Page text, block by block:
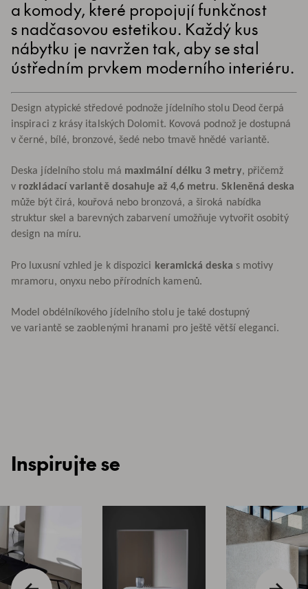
a komody, které propojují funkčnost
s nadčasovou estetikou. Každý kus
nábytku je navržen tak, aby se stal
ústředním prvkem moderního interiéru.
Design atypické středové podnože jídelního stolu Deod čerpá
inspiraci z krásy italských Dolomit. Kovová podnož je dostupná
v černé, bílé, bronzové, šedé nebo tmavě hnědé variantě.
Deska jídelního stolu má maximální délku 3 metry, přičemž
v rozkládací variantě dosahuje až 4,6 metru.Skleněná deska
může být čirá, kouřová nebo bronzová, a široká nabídka
struktur skel a barevných zabarvení umožňuje vytvořit osobitý
design na míru.
Pro luxusní vzhled je k dispozici keramická deska s motivy
mramoru, onyxu nebo přírodních kamenů.
Model obdélníkového jídelního stolu je také dostupný
ve variantě se zaoblenými hranami pro ještě větší eleganci.
Inspirujte se